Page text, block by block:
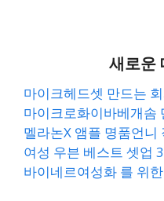
새로운
마이크헤드셋 만드는
마이크로화이바베개솜
멜라논X 앰플 명품언니
여성 우븐 베스트 셋업
바이네르여성화 를 위